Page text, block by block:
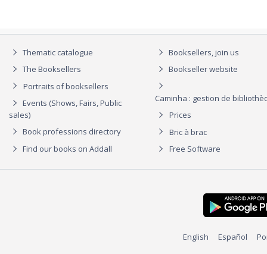
Thematic catalogue
The Booksellers
Portraits of booksellers
Events (Shows, Fairs, Public
sales)
Book professions directory
Find our books on Addall
Booksellers, join us
Bookseller website
Caminha : gestion de
Prices
Bric à brac
Free Software
English Español